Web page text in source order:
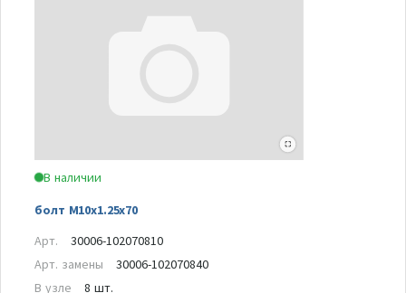
В наличии
болт M10x1.25x70
Арт.
30006-102070810
Арт. замены
30006-102070840
В узле
8 шт.